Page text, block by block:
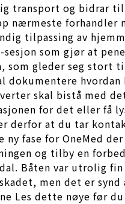
transport og bidrar
nærmeste forhandler
tilpassing av
som gjør at
som gleder seg stort
dokumentere hvordan
skal bistå med
for det eller få
derfor at du tar
fase for OneMed
og tilby en
Båten var utrolig
men det er
Les dette nøye før